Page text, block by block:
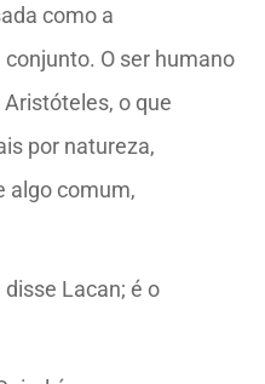
como a
O ser humano
o que
por natureza,
algo comum,
Lacan; é o